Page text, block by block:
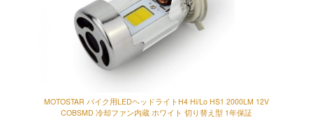
MOTOSTAR バイク用LEDヘッドライトH4 Hi/Lo HS1 2000LM 12V
COBSMD 冷却ファン内蔵 ホワイト 切り替え型 1年保証